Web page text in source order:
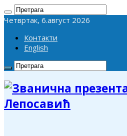
Четвртак, 6.август 2026
Контакти
English
Лепосавић